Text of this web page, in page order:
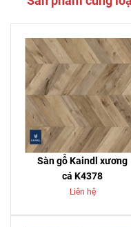
Sàn gỗ Kaindl xương
cá K4378
Liên hệ